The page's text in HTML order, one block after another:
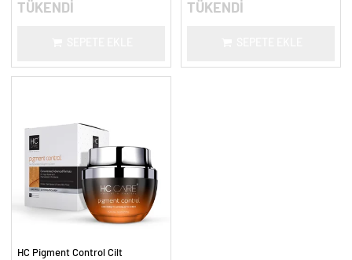
TÜKENDİ TÜKENDİ
HC Pigment Control Cilt